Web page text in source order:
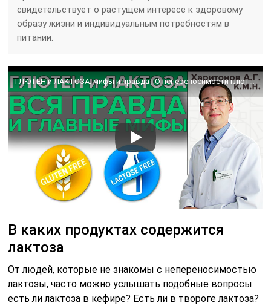
свидетельствует о растущем интересе к здоровому
образу жизни и индивидуальным потребностям в
питании.
ГЛЮТЕН и ЛАКТОЗА: мифы и правда | О непереносимости глютена и лактозы
В каких продуктах содержится
лактоза
От людей, которые не знакомы с непереносимостью
лактозы, часто можно услышать подобные вопросы:
есть ли лактоза в кефире? Есть ли в твороге лактоза?